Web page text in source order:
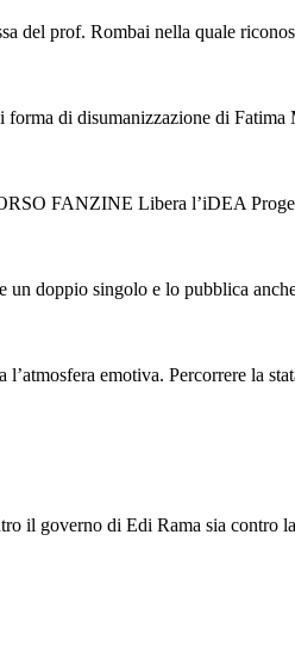
del prof. Rombai nella quale
di disumanizzazione di
FANZINE Libera l’iDEA
singolo e lo pubblica
emotiva. Percorrere la
il governo di Edi Rama sia